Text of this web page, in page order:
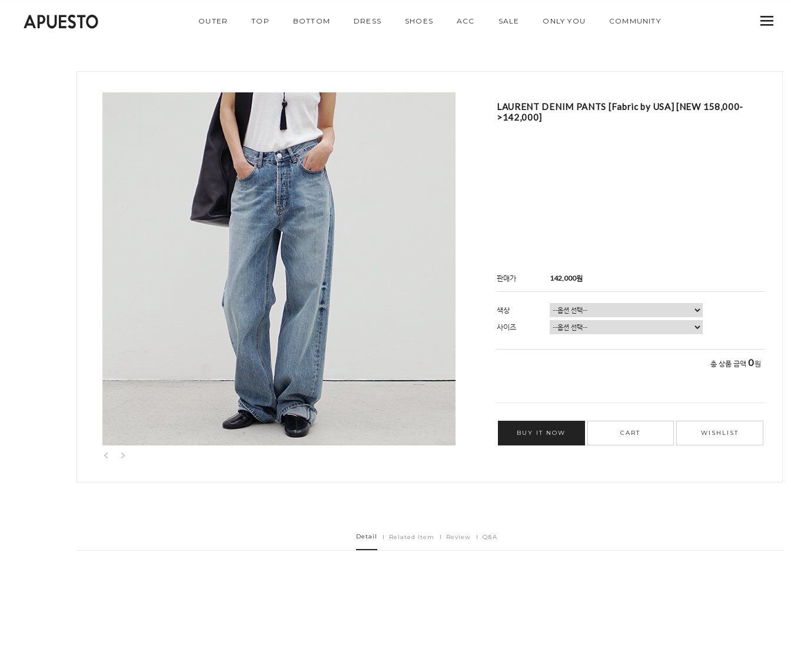
OUTER TOP BOTTOM DRESS SHOES ACC SALE ONLY YOU COMMUNITY
LAURENT DENIM PANTS [Fabric by USA] [NEW 158,000-
>142,000]
판매가 142,000원
색상
사이즈
총 상품 금액 0원
BUY IT NOW CART WISHLIST
Detail Related Item Review Q&A